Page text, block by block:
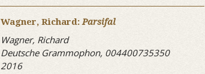
Wagner, Richard:Parsifal
Wagner, Richard
Deutsche Grammophon, 004400735350
2016